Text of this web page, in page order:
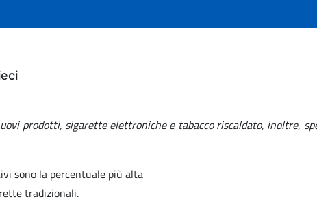
prodotti, sigarette elettroniche e tabacco riscaldato, inoltre,
sono la percentuale più alta
tradizionali.